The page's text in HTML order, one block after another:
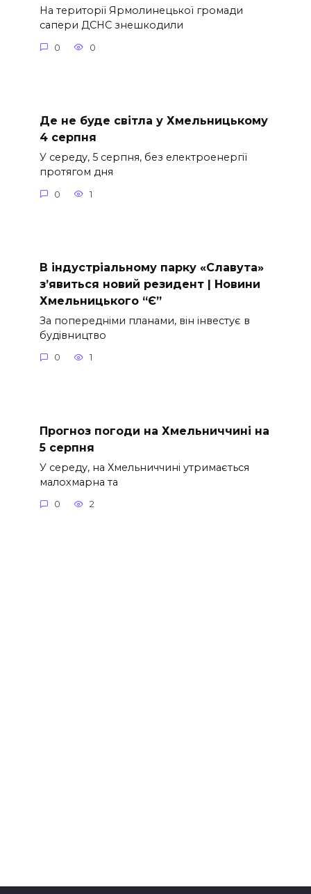
На території Ярмолинецької громади
сапери ДСНС знешкодили
0 0
Де не буде світла у Хмельницькому
4 серпня
У середу, 5 серпня, без електроенергії
протягом дня
0 1
В індустріальному парку «Славута»
з’явиться новий резидент | Новини
Хмельницького “Є”
За попередніми планами, він інвестує в
будівництво
0 1
Прогноз погоди на Хмельниччині на
5 серпня
У середу, на Хмельниччині утримається
малохмарна та
0 2